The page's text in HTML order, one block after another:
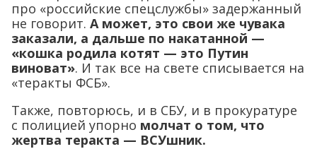
про «российские спецслужбы» задержанный
не говорит. А может, это свои же чувака
заказали, а дальше по накатанной —
«кошка родила котят — это Путин
виноват». И так все на свете списывается на
«теракты ФСБ».
Также, повторюсь, и в СБУ, и в прокуратуре
с полицией упорно молчат о том, что
жертва теракта — ВСУшник.